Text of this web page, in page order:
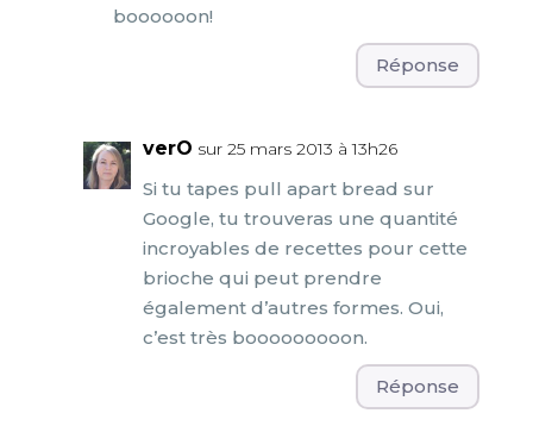
boooooon!
Réponse
verO sur 25 mars 2013 à 13h26
Si tu tapes pull apart bread sur
Google, tu trouveras une quantité
incroyables de recettes pour cette
brioche qui peut prendre
également d’autres formes. Oui,
c’est très booooooooon.
Réponse